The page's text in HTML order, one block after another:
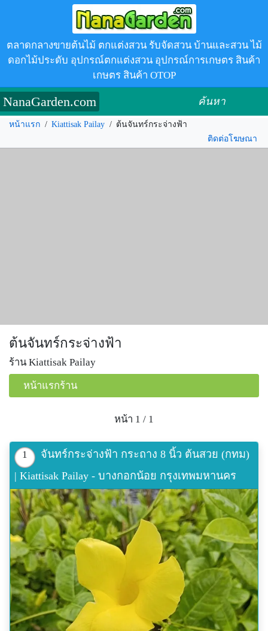
ตลาดกลางขายต้นไม้ ตกแต่งสวน รับจัดสวน บ้านและสวน ไม้
ดอกไม้ประดับ อุปกรณ์ตกแต่งสวน อุปกรณ์การเกษตร สินค้า
เกษตร สินค้า OTOP
NanaGarden.com ค้นหา
หน้าแรก / Kiattisak Pailay / ต้นจันทร์กระจ่างฟ้า
ติดต่อโฆษณา
ต้นจันทร์กระจ่างฟ้า
ร้าน Kiattisak Pailay
หน้าแรกร้าน
หน้า 1 / 1
1
จันทร์กระจ่างฟ้า กระถาง 8 นิ้ว ต้นสวย (กทม)
| Kiattisak Pailay - บางกอกน้อย กรุงเทพมหานคร